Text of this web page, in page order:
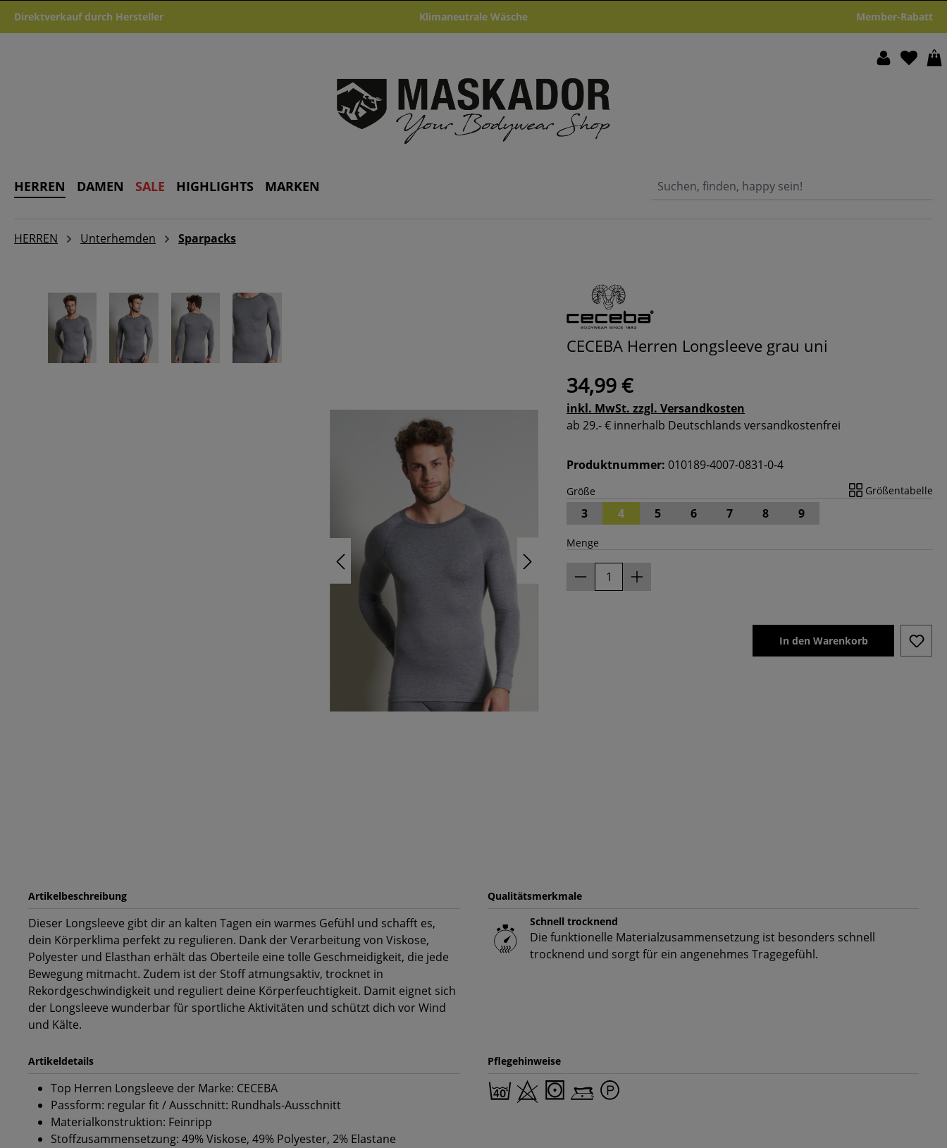
Hauptinhalt springen
Zur Suche springen
Zur Hauptnavigation springen
Direktverkauf durch Hersteller Klimaneutrale Wäsche Member-Rabatt
HERREN DAMEN SALE HIGHLIGHTS MARKEN
HERREN Unterhemden Sparpacks
CECEBA Herren Longsleeve grau uni
34,99 €
inkl. MwSt. zzgl. Versandkosten
ab 29.- € innerhalb Deutschlands versandkostenfrei
Produktnummer: 010189-4007-0831-0-4
Größe Größentabelle
3 4 5 6 7 8 9
Menge
In den Warenkorb
Artikelbeschreibung
Dieser Longsleeve gibt dir an kalten Tagen ein warmes Gefühl und schafft es,
dein Körperklima perfekt zu regulieren. Dank der Verarbeitung von Viskose,
Polyester und Elasthan erhält das Oberteile eine tolle Geschmeidigkeit, die jede
Bewegung mitmacht. Zudem ist der Stoff atmungsaktiv, trocknet in
Rekordgeschwindigkeit und reguliert deine Körperfeuchtigkeit. Damit eignet sich
der Longsleeve wunderbar für sportliche Aktivitäten und schützt dich vor Wind
und Kälte.
Qualitätsmerkmale
Schnell trocknend
Die funktionelle Materialzusammensetzung ist besonders schnell
trocknend und sorgt für ein angenehmes Tragegefühl.
Artikeldetails
Top Herren Longsleeve der Marke: CECEBA
Passform: regular fit / Ausschnitt: Rundhals-Ausschnitt
Materialkonstruktion: Feinripp
Stoffzusammensetzung: 49% Viskose, 49% Polyester, 2% Elastane
Pflegehinweise